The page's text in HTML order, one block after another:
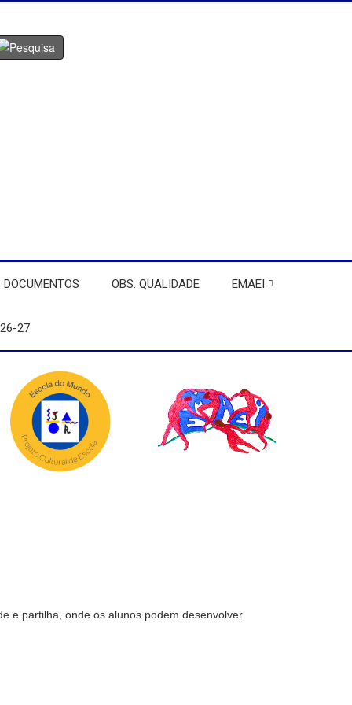
DOCUMENTOS OBS. QUALIDADE EMAEI
27
e partilha, onde os alunos podem desenvolver